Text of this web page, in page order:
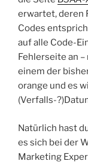
erwartet, deren
Codes
auf alle Code-
Fehlerseite an
einem der
orange und es
(Verfalls-
Natürlich hast
es sich bei der
Marketing